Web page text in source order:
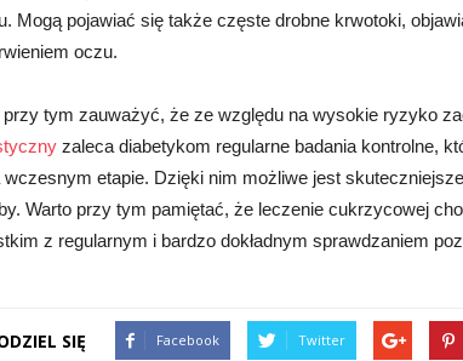
Mogą pojawiać się także częste drobne krwotoki,
oczu.
przy tym zauważyć, że ze względu na wysokie ryzyko
zaleca diabetykom regularne badania kontrolne,
wczesnym etapie. Dzięki nim możliwe jest
Warto przy tym pamiętać, że leczenie cukrzycowej
z regularnym i bardzo dokładnym sprawdzaniem
SIĘ Facebook Twitter